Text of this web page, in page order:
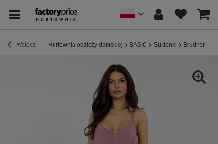
Wstecz Hurtownia odzieży damskiej BASIC Sukienki